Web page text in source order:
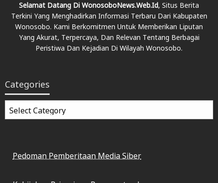
Selamat Datang Di WonosoboNews.web.id, Situs Berita
Terkini Yang Menghadirkan Informasi Terbaru Dari Kabupaten
Wonosobo. Kami Berkomitmen Untuk Memberikan Liputan
Yang Akurat, Terpercaya, Dan Relevan Tentang Berbagai
Peristiwa Dan Kejadian Di Wilayah Wonosobo.
Categories
Categories
Pedoman Pemberitaan Media Siber